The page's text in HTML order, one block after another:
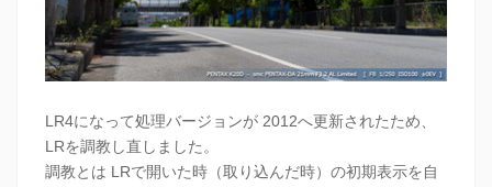
LR4になって処理バージョンが 2012へ更新されたため、
LRを調教し直しました。
調教とは LRで開いた時（取り込んだ時）の初期表示を自